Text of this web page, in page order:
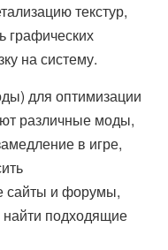
текстур,
графических
на систему.
для оптимизации
различные моды,
в игре,
сайты и форумы,
подходящие